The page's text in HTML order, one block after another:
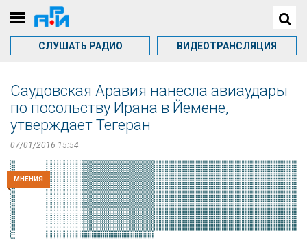
СЛУШАТЬ РАДИО ВИДЕОТРАНСЛЯЦИЯ
Саудовская Аравия нанесла авиаудары
по посольству Ирана в Йемене,
утверждает Тегеран
07/01/2016 15:54
МНЕНИЯ